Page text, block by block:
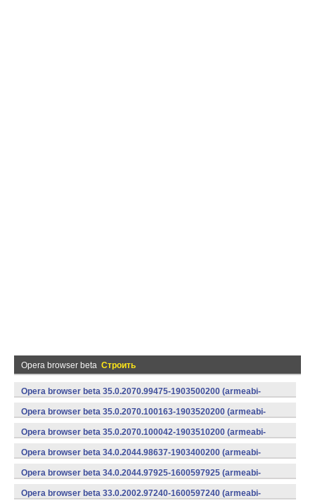
Opera browser beta Строить
Opera browser beta 35.0.2070.99475-1903500200 (armeabi-
v7a) (Android)
Opera browser beta 35.0.2070.100163-1903520200 (armeabi-
v7a) (Android)
Opera browser beta 35.0.2070.100042-1903510200 (armeabi-
v7a) (Android)
Opera browser beta 34.0.2044.98637-1903400200 (armeabi-
v7a) (Android)
Opera browser beta 34.0.2044.97925-1600597925 (armeabi-
v7a) (Android)
Opera browser beta 33.0.2002.97240-1600597240 (armeabi-